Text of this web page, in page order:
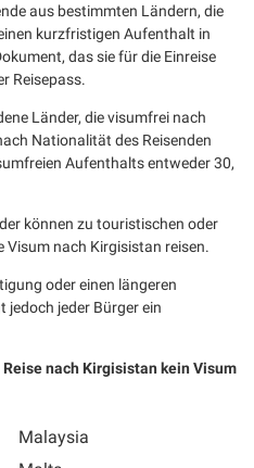
aus bestimmten Ländern, die
kurzfristigen Aufenthalt in
das sie für die Einreise
Reisepass.
Länder, die visumfrei nach
Nationalität des Reisenden
Aufenthalts entweder 30,
können zu touristischen oder
Visum nach Kirgisistan reisen.
oder einen längeren
jeder Bürger ein
nach Kirgisistan kein Visum
Malaysia